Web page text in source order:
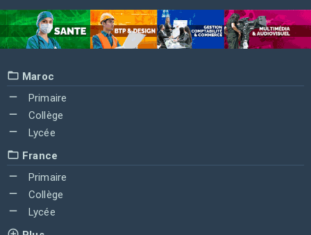
Maroc
Primaire
Collège
Lycée
France
Primaire
Collège
Lycée